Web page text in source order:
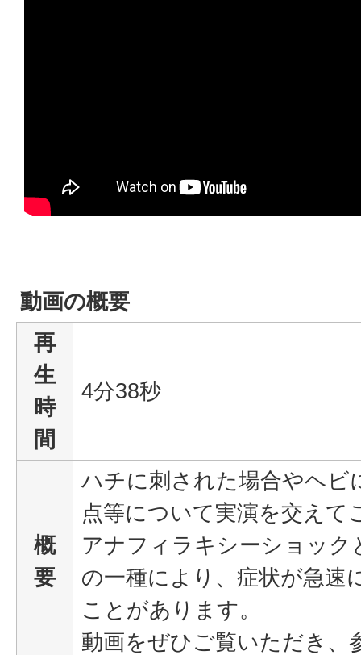
動画の概要
再
生
時
間
4分38秒
概
要
ハチに刺された場合やヘビ
点等について実演を交えて
アナフィラキシーショック
の一種により、症状が急速
ことがあります。
動画をぜひご覧いただき、